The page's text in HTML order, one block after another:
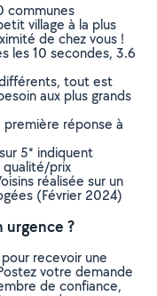
communes
village à la plus
de chez vous !
les 10 secondes, 3.6
tout est
aux plus grands
première réponse à
5* indiquent
qualité/prix
réalisée sur un
(Février 2024)
urgence ?
recevoir une
votre demande
de confiance,